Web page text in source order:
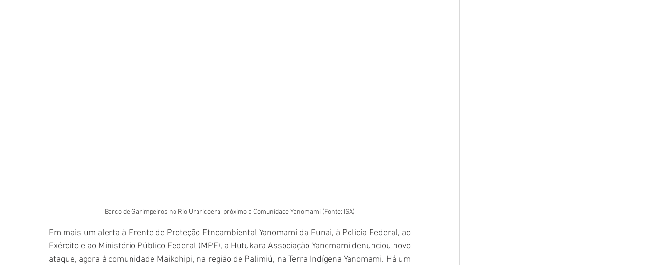
Barco de Garimpeiros no Rio Uraricoera, próximo a Comunidade Yanomami (Fonte: ISA)
Em mais um alerta à Frente de Proteção Etnoambiental Yanomami da Funai, à Polícia Federal, ao
Exército e ao Ministério Público Federal (MPF), a Hutukara Associação Yanomami denunciou novo
ataque, agora à comunidade Maikohipi, na região de Palimiú, na Terra Indígena Yanomami. Há um